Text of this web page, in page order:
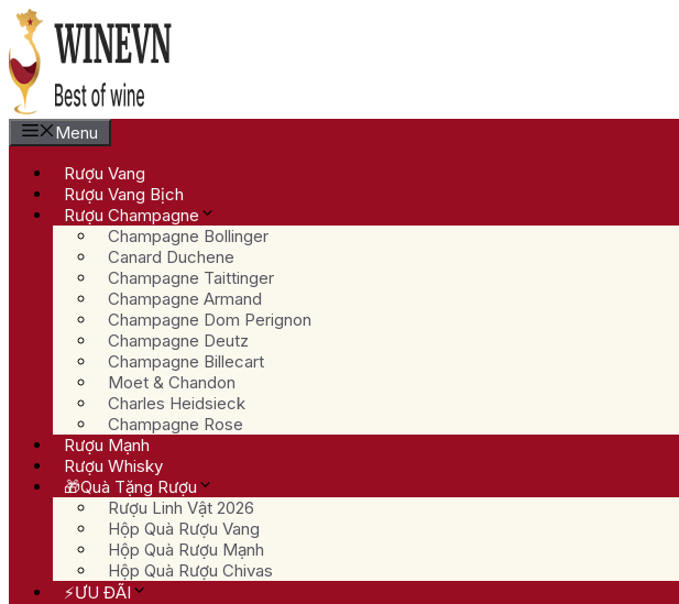
Chuyển
đến
nội
dung
Menu
Rượu Vang
Rượu Vang Bịch
Rượu Champagne
Champagne Bollinger
Canard Duchene
Champagne Taittinger
Champagne Armand
Champagne Dom Perignon
Champagne Deutz
Champagne Billecart
Moet & Chandon
Charles Heidsieck
Champagne Rose
Rượu Mạnh
Rượu Whisky
🎁Quà Tặng Rượu
Rượu Linh Vật 2026
Hộp Quà Rượu Vang
Hộp Quà Rượu Mạnh
Hộp Quà Rượu Chivas
⚡ƯU ĐÃI